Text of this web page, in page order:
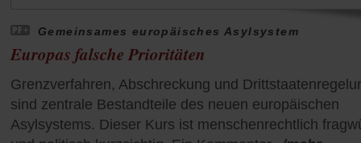
Gemeinsames europäisches Asylsystem
Europas falsche Prioritäten
Grenzverfahren, Abschreckung und
sind zentrale Bestandteile des neuen europäischen
Asylsystems. Dieser Kurs ist menschenrechtlich